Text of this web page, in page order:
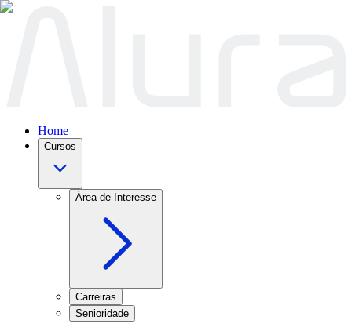
Home
Cursos
Área de Interesse
Carreiras
Senioridade